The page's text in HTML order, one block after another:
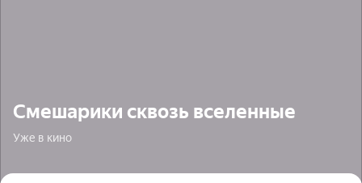
Смешарики сквозь вселенные
Уже в кино